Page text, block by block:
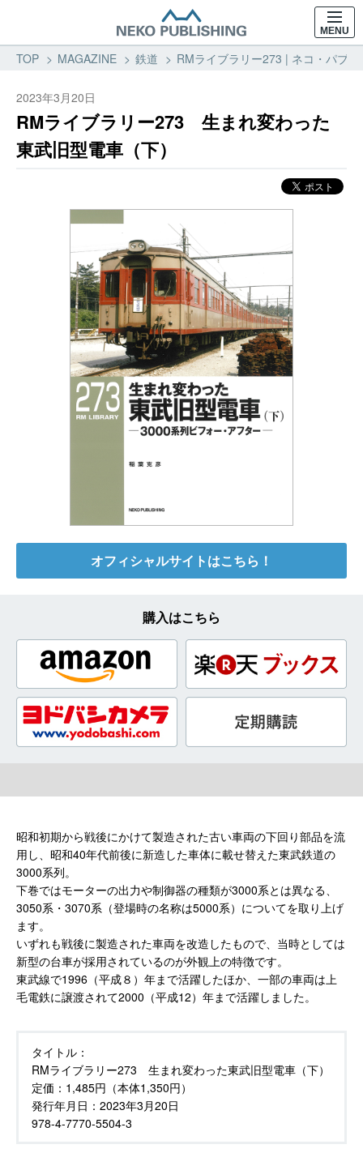
MENU
TOP MAGAZINE 鉄道 RMライブラリー273 | ネコ・パブ
2023年3月20日
RMライブラリー273 生まれ変わった
東武旧型電車（下）
オフィシャルサイトはこちら！
購入はこちら
昭和初期から戦後にかけて製造された古い車両の下回り部品を流
用し、昭和40年代前後に新造した車体に載せ替えた東武鉄道の
3000系列。
下巻ではモーターの出力や制御器の種類が3000系とは異なる、
3050系・3070系（登場時の名称は5000系）についてを取り上げ
ます。
いずれも戦後に製造された車両を改造したもので、当時としては
新型の台車が採用されているのが外観上の特徴です。
東武線で1996（平成８）年まで活躍したほか、一部の車両は上
毛電鉄に譲渡されて2000（平成12）年まで活躍しました。
タイトル：
RMライブラリー273 生まれ変わった東武旧型電車（下）
定価： 1,485円（本体1,350円）
発行年月日： 2023年3月20日
978-4-7770-5504-3